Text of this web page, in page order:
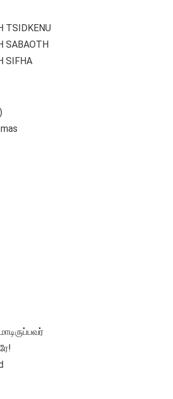
TSIDKENU
SABAOTH
SIFHA